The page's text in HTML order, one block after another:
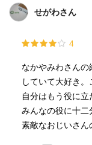
せがわさん
4
なかやみわさん
していて大好き
自分はもう役に
みんなの役に十二
素敵なおじいさん